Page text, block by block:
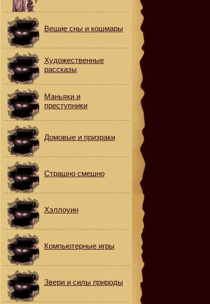
Вещие сны и кошмары
Художественные
рассказы
Маньяки и
преступники
Домовые и призраки
Страшно смешно
Хэллоуин
Компьютерные игры
Звери и силы природы